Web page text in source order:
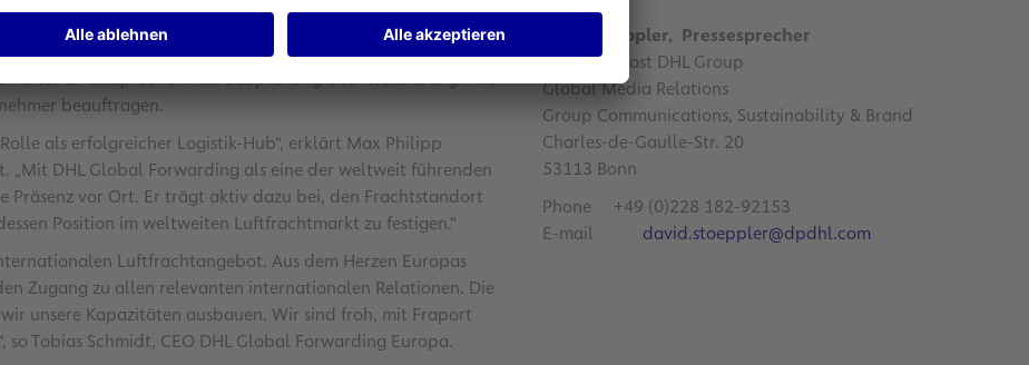
direkt am Gebäude. Zugehörige Büro- und Sozialräume
Projektfläche beanspruchen.
Kriterien entsprechen. Mit Bauplanung und Realisierung wird
beauftragen.
als erfolgreicher Logistik-Hub“, erklärt Max Philipp
DHL Global Forwarding als eine der weltweit führenden
vor Ort. Er trägt aktiv dazu bei, den Frachtstandort
Position im weltweiten Luftfrachtmarkt zu festigen.“
Luftfrachtangebot. Aus dem Herzen Europas
Zugang zu allen relevanten internationalen Relationen. Die
unsere Kapazitäten ausbauen. Wir sind froh, mit Fraport
Tobias Schmidt, CEO DHL Global Forwarding Europa.
David Stöppler, Pressesprecher
Deutsche Post DHL Group
Global Media Relations
Group Communications, Sustainability & Brand
Charles-de-Gaulle-Str. 20
53113 Bonn
Phone +49 (0)228 182-92153
E-mail
david.stoeppler@dpdhl.com